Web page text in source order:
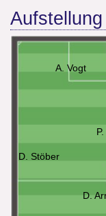
Aufstellung
A. Vogt
D. Stöber
D.